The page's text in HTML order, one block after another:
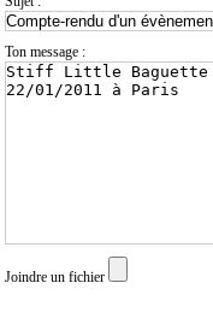
Annoncer
évènement
Ton message :
Joindre un fichier